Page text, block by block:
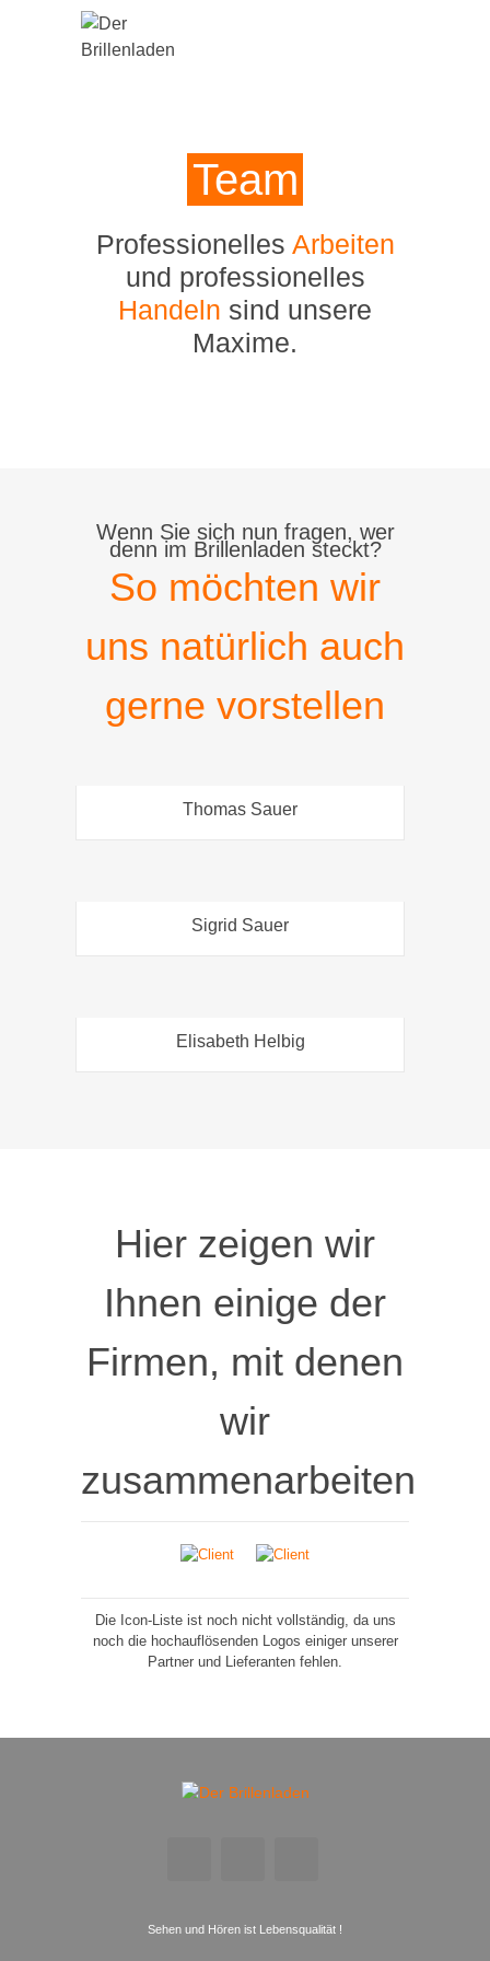
Team
Professionelles Arbeiten
und professionelles
Handeln sind unsere
Maxime.
Wenn Sie sich nun fragen, wer
denn im Brillenladen steckt?
So möchten wir
uns natürlich auch
gerne vorstellen
Thomas Sauer
Sigrid Sauer
Elisabeth Helbig
Hier zeigen wir
Ihnen einige der
Firmen, mit denen
wir
zusammenarbeiten
Die Icon-Liste ist noch nicht vollständig, da uns
noch die hochauflösenden Logos einiger unserer
Partner und Lieferanten fehlen.
Sehen und Hören ist Lebensqualität !